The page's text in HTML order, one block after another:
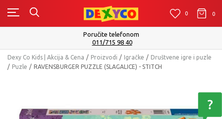
0 0 0
Poručite telefonom
011/715 98 40
Dexy Co Kids | Akcija & Cena Proizvodi Igračke
Društvene igre i puzle
Puzle
RAVENSBURGER PUZZLE (SLAGALICE) - STITCH